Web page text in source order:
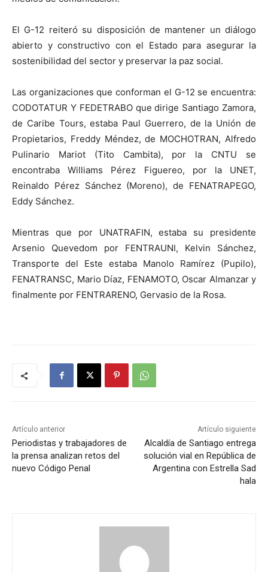
El G-12 reiteró su disposición de mantener un diálogo
abierto y constructivo con el Estado para asegurar la
sostenibilidad del sector y preservar la paz social.
Las organizaciones que conforman el G-12 se encuentra:
CODOTATUR Y FEDETRABO que dirige Santiago Zamora,
de Caribe Tours, estaba Paul Guerrero, de la Unión de
Propietarios, Freddy Méndez, de MOCHOTRAN, Alfredo
Pulinario Mariot (Tito Cambita), por la CNTU se
encontraba Williams Pérez Figuereo, por la UNET,
Reinaldo Pérez Sánchez (Moreno), de FENATRAPEGO,
Eddy Sánchez.
Mientras que por UNATRAFIN, estaba su presidente
Arsenio Quevedom por FENTRAUNI, Kelvin Sánchez,
Transporte del Este estaba Manolo Ramírez (Pupilo),
FENATRANSC, Mario Díaz, FENAMOTO, Oscar Almanzar y
finalmente por FENTRARENO, Gervasio de la Rosa.
Artículo anterior
Periodistas y trabajadores de
la prensa analizan retos del
nuevo Código Penal
Artículo siguiente
Alcaldía de Santiago entrega
solución vial en República de
Argentina con Estrella Sad
hala